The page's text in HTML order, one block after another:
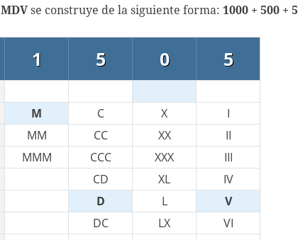
MDVse construye de la siguiente forma: 1000 + 500 + 5
1 5 0 5
M C X
I
MM CC XX
II
MMM CCC XXX
III
CD XL
IV
D L
V
DC LX
VI